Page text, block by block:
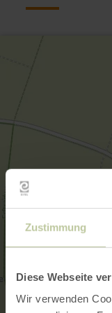
Zustimmung
Diese Webseite
Wir verwenden